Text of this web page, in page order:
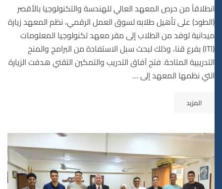
انطلاقاً من حرص المعهد العالي للهندسة والتكنولوجيا بالأقصر
(الطود) على تأهيل طلابه لسوق العمل الرقمي، نظم المعهد زيارة
ميدانية لوفد من الطلاب إلى مقر معهد تكنولوجيا المعلومات
(ITI) بفرع قنا، وذلك لبحث سبل الاستفادة من البرامج والمنح
التدريبية المتاحة. فتح آفاق التدريب والتمكين التقني هدفت الزيارة
التي نظمها المعهد إلى …
المزيد